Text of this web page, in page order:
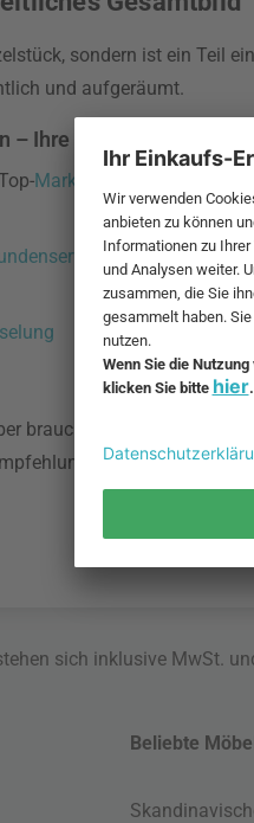
sondern ist ein Teil
und aufgeräumt.
– Ihre Vorteile im
Marken
brauchen Unterstützung?
und können
sich inklusive MwSt.
Beliebte